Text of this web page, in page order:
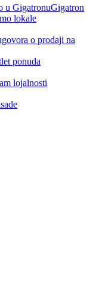
u GigatronuGigatron
lokale
o prodaji na
ponuda
lojalnosti